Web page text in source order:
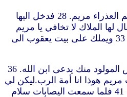
26 وفي الشهر السادس أرسل جبرائيل الملاك من الله الى مدينة من الجليل اسمها ناصرة 27 الى عذراء مخطوبة لرجل من بيت داود اسمه يوسف.واسم العذراء مريم. 28 فدخل اليها
لك ايتها المنعم عليها.الرب معك مباركة انت في النساء. 29 فلما رأته اضطربت من كلامه وفكرت ما عسى ان تكون هذه التحية. 30 فقال لها الملاك لا تخافي يا مريم
لانك قد وجدت نعمة عند الله. 31 وها انت ستحبلين وتلدين ابنا وتسمينه يسوع. 32 هذا يكون عظيما وابن العلي يدعى ويعطيه الرب الاله كرسي داود ابيه. 33 ويملك على بيت يعقوب الى
34 فقالت مريم للملاك كيف يكون هذا وانا لست اعرف رجلا. 35 فاجاب الملاك وقال لها.الروح القدس يحل عليك وقوة العلي تظللك فلذلك ايضا القدوس المولود منك يدعى ابن الله. 36
حبلى بابن في شيخوختها وهذا هو الشهر السادس لتلك المدعوة عاقرا. 37 لانه ليس شيء غير ممكن لدى الله. 38 فقالت مريم هوذا انا أمة الرب.ليكن لي
كقولك.فمضى من عندها الملاك 39 فقامت مريم في تلك الايام وذهبت بسرعة الى الجبال الى مدينة يهوذا. 40 ودخلت بيت زكريا وسلمت على اليصابات. 41 فلما سمعت اليصابات سلام